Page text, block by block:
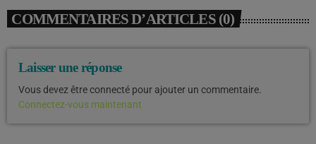
COMMENTAIRES D’ARTICLES (0)
Laisser une réponse
Vous devez être connecté pour ajouter un commentaire.
Connectez-vous maintenant